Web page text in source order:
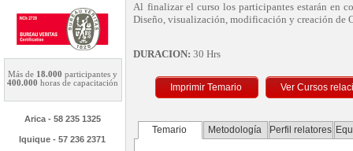
Más de 18.000 participantes y
400.000 horas de capacitación
Arica - 58 235 1325
Iquique - 57 236 2371
Al finalizar el curso los participantes estarán en
Diseño, visualización, modificación y creación de
DURACION: 30 Hrs
Imprimir Temario
Temario Metodología Perfil relatores